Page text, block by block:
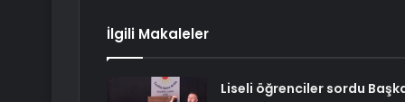
İlgili Makaleler
Liseli öğrenciler sordu